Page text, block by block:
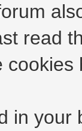
read
cookies
in